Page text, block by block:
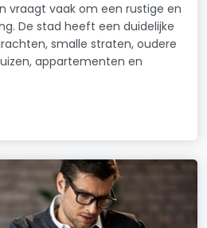
vraagt vaak om een rustige en
De stad heeft een duidelijke
smalle straten, oudere
appartementen en